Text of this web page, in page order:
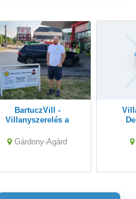
BartuczVill -
Villanyszerelés a
Gárdony-Agárd
Villanyszerelés